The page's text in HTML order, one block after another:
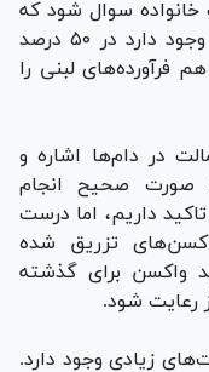
خانواده سوال شود که
آیا در خانواده شما ابتلا به تب مالت وجود دارد در ۵۰ درصد
فرآورده‌های لبنی را
در دام‌ها اشاره و
صورت صحیح انجام
داریم، اما درست
تزریق شده
واکسن برای گذشته
رعایت شود.
زیادی وجود دارد.